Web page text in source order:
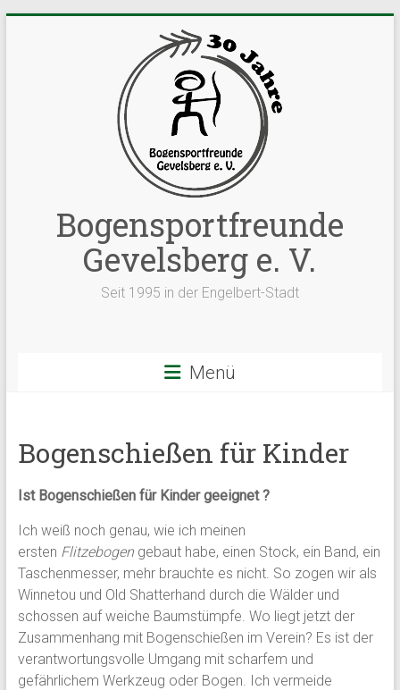
Bogensportfreunde
Gevelsberg e. V.
Seit 1995 in der Engelbert-Stadt
Menü
Bogenschießen für Kinder
Ist Bogenschießen für Kinder geeignet ?
Ich weiß noch genau, wie ich meinen
ersten Flitzebogen gebaut habe, einen Stock, ein Band, ein
Taschenmesser, mehr brauchte es nicht. So zogen wir als
Winnetou und Old Shatterhand durch die Wälder und
schossen auf weiche Baumstümpfe. Wo liegt jetzt der
Zusammenhang mit Bogenschießen im Verein? Es ist der
verantwortungsvolle Umgang mit scharfem und
gefährlichem Werkzeug oder Bogen. Ich vermeide